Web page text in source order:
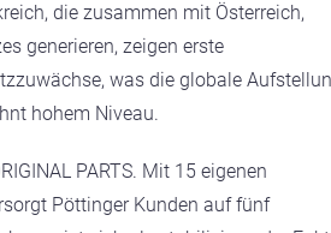
die zusammen mit Österreich,
generieren, zeigen erste
was die globale
hohem Niveau.
PARTS. Mit 15 eigenen
Pöttinger Kunden auf fünf